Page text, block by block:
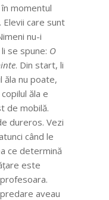
momentul
Elevii care sunt
nu-i
se spune: O
. Din start, li
ăla nu poate,
ăla e
de mobilă.
dureros. Vezi
când le
ce determină
este
aveau